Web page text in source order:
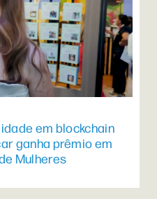
em blockchain
ganha prêmio em
Mulheres